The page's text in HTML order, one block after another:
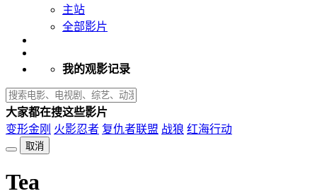
主站
全部影片
我的观影记录
大家都在搜这些影片
变形金刚 火影忍者 复仇者联盟 战狼 红海行动
取消
Tea